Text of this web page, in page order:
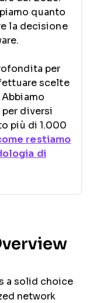
quanto
la decisione
per
scelte
diversi
più di 1.000
restiamo
di
a solid choice
network